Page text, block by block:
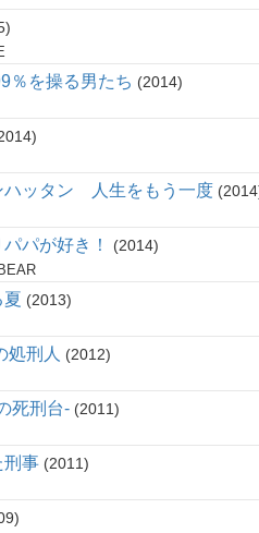
％を操る男たち 2014
ハッタン 人生をもう一度 2014
パが好き！ 2014
夏 2013
刑人 2012
死刑台- 2011
事 2011